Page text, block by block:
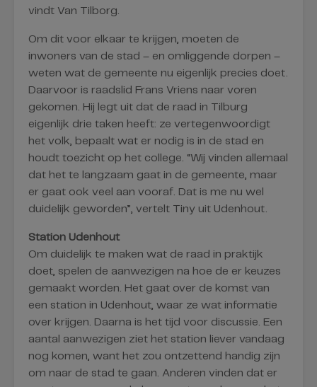
vindt Van Tilborg.
Om dit voor elkaar te krijgen, moeten de
inwoners van de stad – en omliggende dorpen –
weten wat de gemeente nu eigenlijk precies doet.
Daarvoor is raadslid Frans Vriens naar voren
gekomen. Hij legt uit dat de raad in Tilburg
eigenlijk drie taken heeft: ze vertegenwoordigt
het volk, bepaalt wat er nodig is in de stad en
houdt toezicht op het college. “Wij vinden allemaal
dat het te langzaam gaat in de gemeente, maar
er gaat ook veel aan vooraf. Dat is me nu wel
duidelijk geworden”, vertelt Tiny uit Udenhout.
Station Udenhout
Om duidelijk te maken wat de raad in praktijk
doet, spelen de aanwezigen na hoe de er keuzes
gemaakt worden. Het gaat over de komst van
een station in Udenhout, waar ze wat informatie
over krijgen. Daarna is het tijd voor discussie. Een
aantal aanwezigen ziet het station liever vandaag
nog komen, want het zou ontzettend handig zijn
om naar de stad te gaan. Anderen vinden dat er